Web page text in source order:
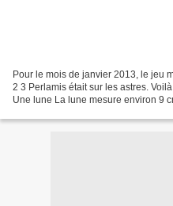
Pour le mois de janvier 2013, le jeu
2 3 Perlamis était sur les astres.
Une lune La lune mesure environ 9